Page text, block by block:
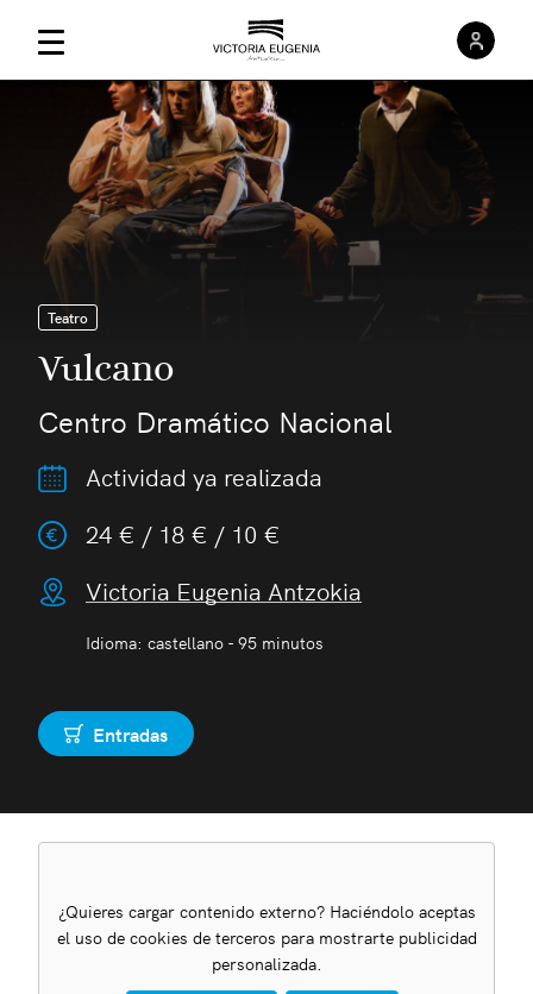
Menú Principal
Teatro
Vulcano
Centro Dramático Nacional
Actividad ya realizada
24 € / 18 € / 10 €
Victoria Eugenia Antzokia
Idioma: castellano - 95 minutos
Comprar
Entradas
¿Quieres cargar contenido externo? Haciéndolo aceptas
el uso de cookies de terceros para mostrarte publicidad
personalizada.